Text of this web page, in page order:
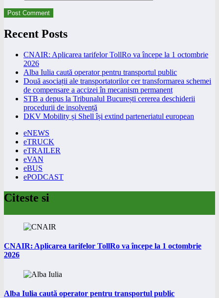
Recent Posts
CNAIR: Aplicarea tarifelor TollRo va începe la 1 octombrie
2026
Alba Iulia caută operator pentru transportul public
Două asociații ale transportatorilor cer transformarea schemei
de compensare a accizei în mecanism permanent
STB a depus la Tribunalul București cererea deschiderii
procedurii de insolvență
DKV Mobility și Shell își extind parteneriatul european
eNEWS
eTRUCK
eTRAILER
eVAN
eBUS
ePODCAST
Citeste si
CNAIR: Aplicarea tarifelor TollRo va începe la 1 octombrie
2026
Alba Iulia caută operator pentru transportul public